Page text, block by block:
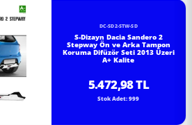
DC-SD2-STW-SD
S-Dizayn Dacia Sandero 2
Stepway Ön ve Arka Tampon
Koruma Difüzör Seti 2013 Üzeri
A+ Kalite
5.472,98 TL
Stok Adet: 999